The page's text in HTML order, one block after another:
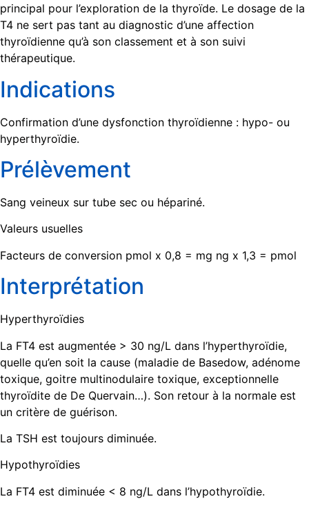
principal pour l’exploration de la thyroïde. Le dosage de la
T4 ne sert pas tant au diagnostic d’une affection
thyroïdienne qu’à son classement et à son suivi
thérapeutique.
Indications
Confirmation d’une dysfonction thyroïdienne : hypo- ou
hyperthyroïdie.
Prélèvement
Sang veineux sur tube sec ou hépariné.
Valeurs usuelles
Facteurs de conversion pmol x 0,8 = mg ng x 1,3 = pmol
Interprétation
Hyperthyroïdies
La FT4 est augmentée > 30 ng/L dans l’hyperthyroïdie,
quelle qu’en soit la cause (maladie de Basedow, adénome
toxique, goitre multinodulaire toxique, exceptionnelle
thyroïdite de De Quervain…). Son retour à la normale est
un critère de guérison.
La TSH est toujours diminuée.
Hypothyroïdies
La FT4 est diminuée < 8 ng/L dans l’hypothyroïdie.